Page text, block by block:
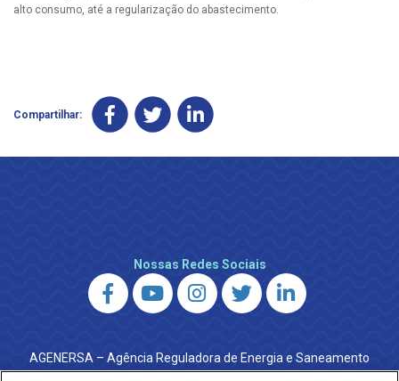
alto consumo, até a regularização do abastecimento.
Compartilhar:
Nossas Redes Sociais
AGENERSA – Agência Reguladora de Energia e Saneamento
do Estado do Rio de Janeiro